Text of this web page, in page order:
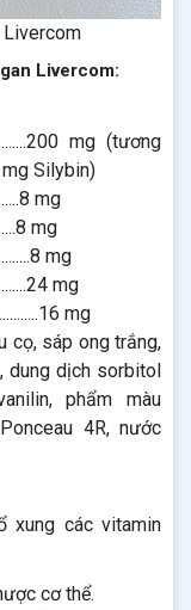
Livercom
Livercom:
mg (tương
Silybin)
mg
mg
mg
mg
mg
cọ, sáp ong trắng,
dung dịch sorbitol
phẩm màu
4R, nước
xung các vitamin
cơ thể.